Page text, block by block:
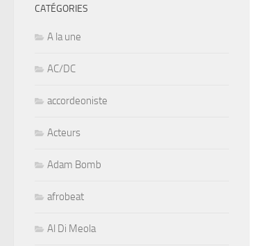
CATÉGORIES
A la une
AC/DC
accordeoniste
Acteurs
Adam Bomb
afrobeat
Al Di Meola